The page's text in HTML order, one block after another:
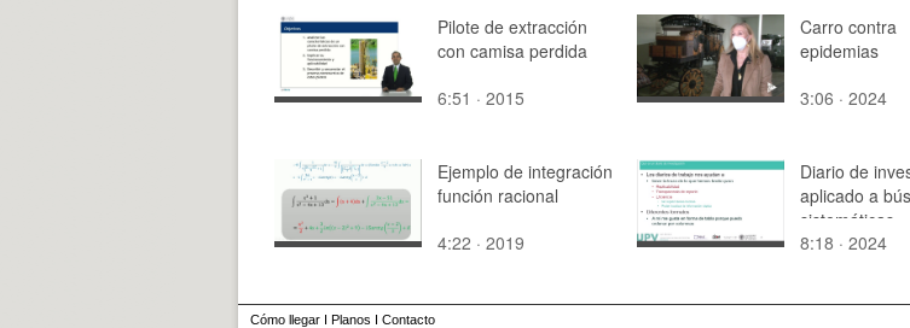
Pilote de extracción
con camisa perdida
6:51 · 2015
Carro contra
epidemias
3:06 · 2024
Ejemplo de integración
función racional
4:22 · 2019
Diario de
aplicado a
sistemáticas
8:18 · 2024
Cómo llegar I Planos I Contacto